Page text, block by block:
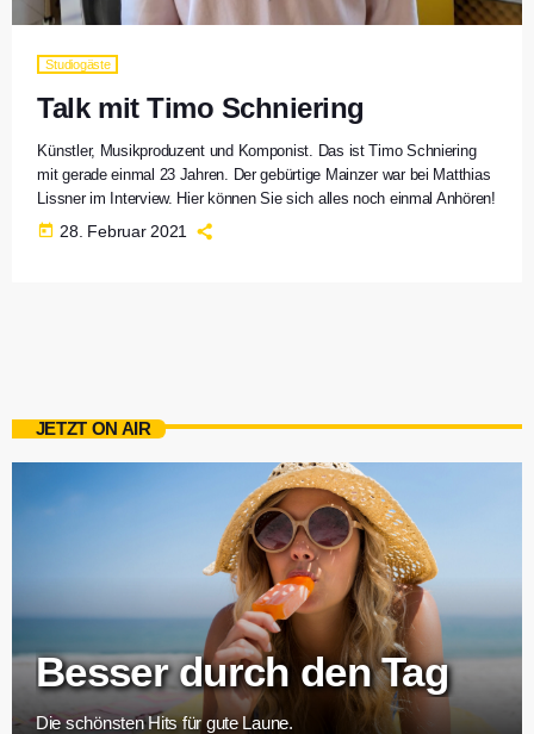
Studiogäste
Talk mit Timo Schniering
Künstler, Musikproduzent und Komponist. Das ist Timo Schniering
mit gerade einmal 23 Jahren. Der gebürtige Mainzer war bei Matthias
Lissner im Interview. Hier können Sie sich alles noch einmal Anhören!
today 28. Februar 2021
JETZT ON AIR
Besser durch den Tag
Die schönsten Hits für gute Laune.